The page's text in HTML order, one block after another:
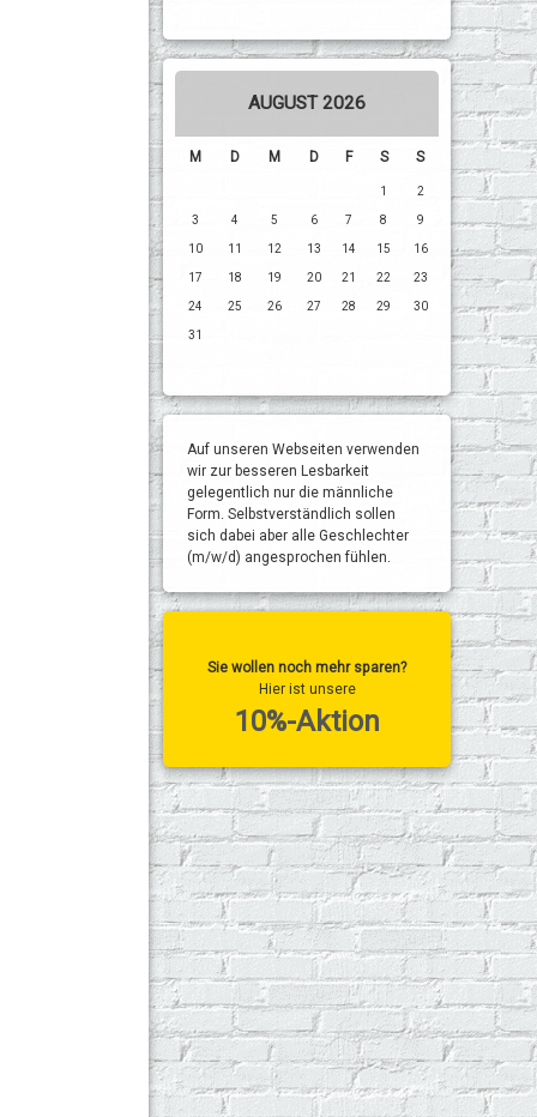
AUGUST 2026
M D M D F S S
1 2
3 4 5 6 7 8 9
10 11 12 13 14 15 16
17 18 19 20 21 22 23
24 25 26 27 28 29 30
31
Auf unseren Webseiten verwenden
wir zur besseren Lesbarkeit
gelegentlich nur die männliche
Form. Selbstverständlich sollen
sich dabei aber alle Geschlechter
(m/w/d) angesprochen fühlen.
Sie wollen noch mehr sparen?
Hier ist unsere
10%-Aktion